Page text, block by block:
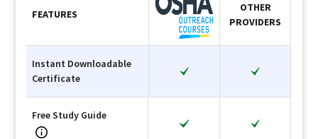
FEATURES
OTHER
PROVIDERS
Instant Downloadable
Certificate
Free Study Guide